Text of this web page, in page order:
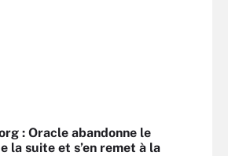
: Oracle abandonne le
la suite et s’en remet à la